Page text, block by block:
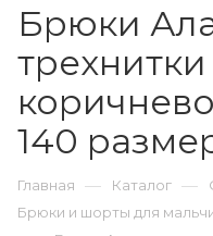
Брюки
трехнитки
140
Главная — Каталог —
Брюки и шорты для